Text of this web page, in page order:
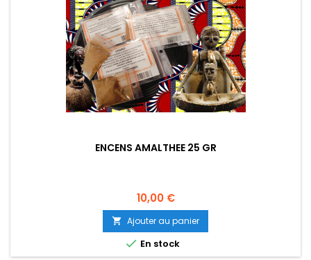
ENCENS AMALTHEE 25 GR
Prix
10,00 €
 Ajouter au panier
 En stock